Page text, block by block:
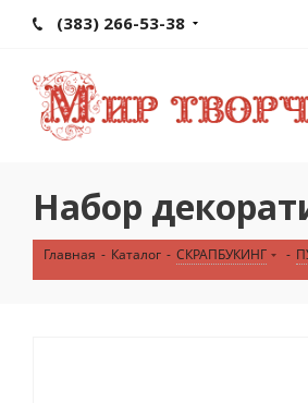
(383) 266-53-38
Набор
Главная - Каталог - СКРАПБУКИНГ -